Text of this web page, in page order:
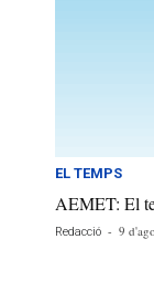
EL TEMPS
AEMET: El
Redacció - 9